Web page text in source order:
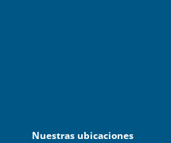
Nuestras ubicaciones